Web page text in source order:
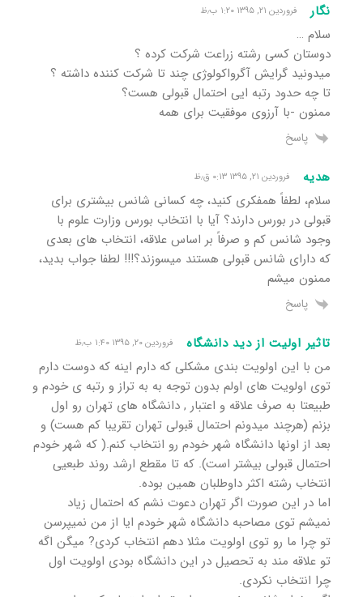
نگار فروردین ۲۱, ۱۳۹۵ ۱:۲۰ ب٫ظ
سلام …
دوستان کسی رشته زراعت شرکت کرده ؟
میدونید گرایش آگرواکولوژی چند تا شرکت کننده داشته ؟
تا چه حدود رتبه ایی احتمال قبولی هست؟
ممنون -با آرزوی موفقیت برای همه
پاسخ
هدیه فروردین ۲۱, ۱۳۹۵ ۰:۱۳ ق٫ظ
سلام، لطفاً همفکری کنید، چه کسانی شانس بیشتری برای
قبولی در بورس دارند؟ آیا با انتخاب بورس وزارت علوم با
وجود شانس کم و صرفاً بر اساس علاقه، انتخاب های بعدی
که دارای شانس قبولی هستند میسوزند؟!!! لطفا جواب بدید،
ممنون میشم
پاسخ
تاثیر اولیت از دید دانشگاه فروردین ۲۰, ۱۳۹۵ ۱:۴۰ ب٫ظ
من با این اولویت بندی مشکلی که دارم اینه که دوست دارم
توی اولویت های اولم بدون توجه به به تراز و رتبه ی خودم و
طبیعتا به صرف علاقه و اعتبار , دانشگاه های تهران رو اول
بزنم (هرچند میدونم احتمال قبولی تهران تقریبا کم هست) و
بعد از اونها دانشگاه شهر خودم رو انتخاب کنم.( که شهر خودم
احتمال قبولی بیشتر است). که تا مقطع ارشد روند طبعیی
انتخاب رشته اکثر داوطلبان همین بوده.
اما در این صورت اگر تهران دعوت نشم که احتمال زیاد
نمیشم توی مصاحبه دانشگاه شهر خودم ایا از من نمیپرسن
تو چرا ما رو توی اولویت مثلا دهم انتخاب کردی? میگن اگه
تو علاقه مند به تحصیل در این دانشگاه بودی اولویت اول
چرا انتخاب نکردی.